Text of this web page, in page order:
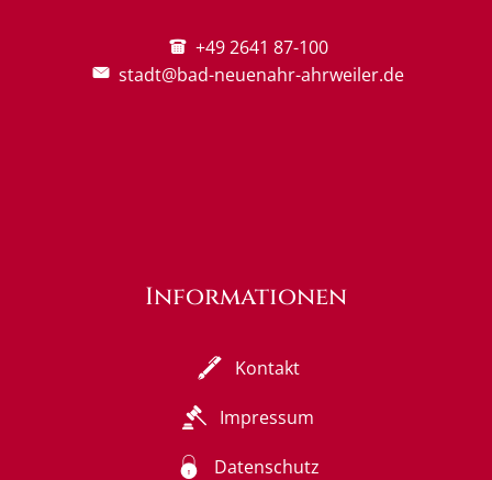
+49 2641 87-100
stadt@bad-neuenahr-ahrweiler.de
Informationen
Kontakt
Impressum
Datenschutz